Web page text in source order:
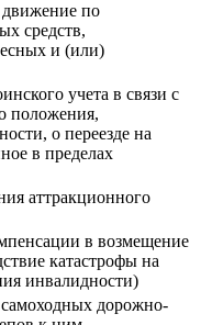
по
средств,
и (или)
учета в связи с
положения,
о переезде на
в пределах
аттракционного
в возмещение
катастрофы на
инвалидности)
дорожно-